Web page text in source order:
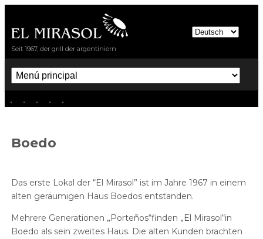
Direkt zum Inhalt
El Mirasol
Seit 1967, der grill der argentiniern
Menú principal
Boedo
Das erste Lokal der “El Mirasol” ist im Jahre 1967 in einem
alten geräumigen Haus Boedos entstanden.
Mehrere Generationen „Porteños“finden „El Mirasol“in
Boedo als sein zweites Haus. Die alten Kunden brachten